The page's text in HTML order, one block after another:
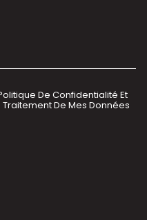
De Confidentialité Et
De Mes Données